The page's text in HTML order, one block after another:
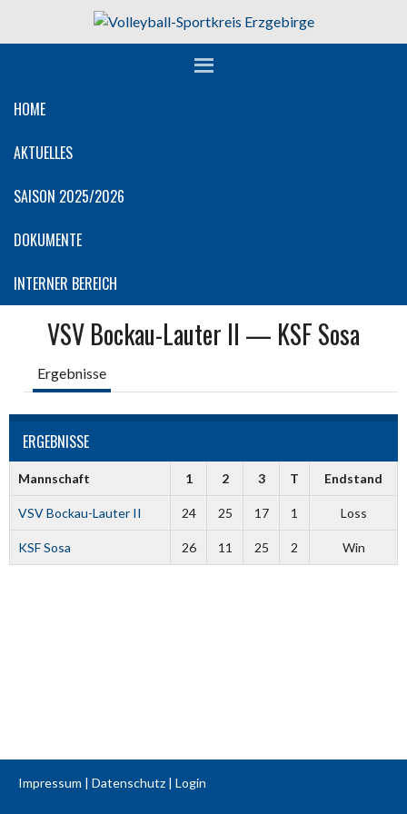
HOME
AKTUELLES
SAISON 2025/2026
DOKUMENTE
INTERNER BEREICH
VSV Bockau-Lauter II — KSF Sosa
Ergebnisse
ERGEBNISSE
Mannschaft 1 2 3 T Endstand
VSV Bockau-Lauter II 24 25 17 1 Loss
KSF Sosa 26 11 25 2 Win
Impressum | Datenschutz | Login